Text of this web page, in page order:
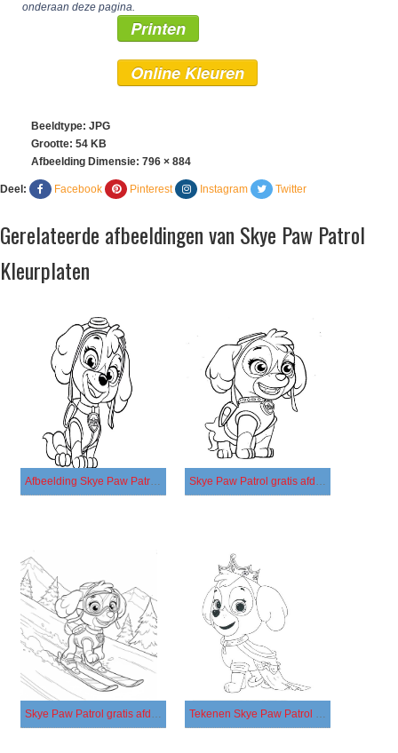
onderaan deze pagina.
Printen
Online Kleuren
Beeldtype: JPG
Grootte: 54 KB
Afbeelding Dimensie: 796 × 884
Deel: Facebook Pinterest Instagram Twitter
Gerelateerde afbeeldingen van Skye Paw Patrol
Kleurplaten
Afbeelding Skye Paw Patrol gratis afdrukbaar Skye Paw Patrol gratis afdrukbaar eenvoudig
Skye Paw Patrol gratis afdrukbaar voor kinderen Tekenen Skye Paw Patrol gratis afdrukbaar basis